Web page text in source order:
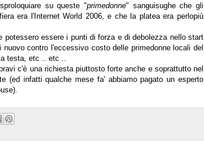
su queste "primedonne" sanguisughe che gli
era l'Internet World 2006, e che la platea era perlopiù
essere i punti di forza e di debolezza nello start
contro l'eccessivo costo delle primedonne locali del
testa, etc .. etc ..
c'è una richiesta piuttosto forte anche e soprattutto nel
(ed infatti qualche mese fa' abbiamo pagato un esperto